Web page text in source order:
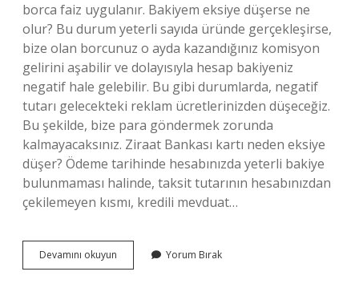
borca ​​faiz uygulanır. Bakiyem eksiye düşerse ne
olur? Bu durum yeterli sayıda üründe gerçekleşirse,
bize olan borcunuz o ayda kazandığınız komisyon
gelirini aşabilir ve dolayısıyla hesap bakiyeniz
negatif hale gelebilir. Bu gibi durumlarda, negatif
tutarı gelecekteki reklam ücretlerinizden düşeceğiz.
Bu şekilde, bize para göndermek zorunda
kalmayacaksınız. Ziraat Bankası kartı neden eksiye
düşer? Ödeme tarihinde hesabınızda yeterli bakiye
bulunmaması halinde, taksit tutarının hesabınızdan
çekilemeyen kısmı, kredili mevduat…
Devamını okuyun
Eksiye
Yorum Bırak